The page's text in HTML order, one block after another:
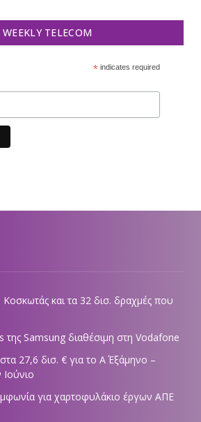
TELECOM
*indicates required
και τα 32 δισ. δραχμές που
της Samsung διαθέσιμη στη Vodafone
27,6 δισ. € για το Α΄ Εξάμηνο –
Ιούνιο
για χαρτοφυλάκιο έργων ΑΠΕ